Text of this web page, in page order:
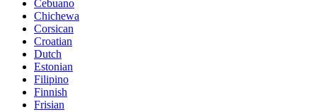
Cebuano
Chichewa
Corsican
Croatian
Dutch
Estonian
Filipino
Finnish
Frisian